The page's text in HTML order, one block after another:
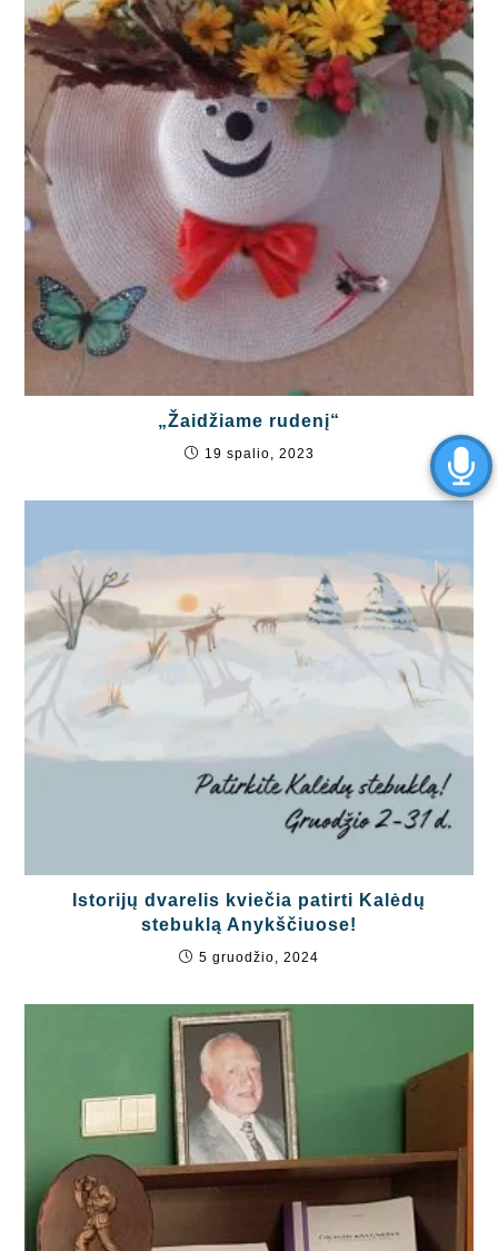
„Žaidžiame rudenį“
19 spalio, 2023
Istorijų dvarelis kviečia patirti Kalėdų
stebuklą Anykščiuose!
5 gruodžio, 2024